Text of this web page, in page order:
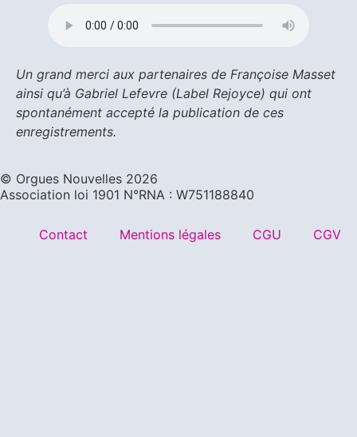
Un grand merci aux partenaires de Françoise Masset
ainsi qu’à Gabriel Lefevre (Label Rejoyce) qui ont
spontanément accepté la publication de ces
enregistrements.
©️ Orgues Nouvelles 2026
Association loi 1901 N°RNA : W751188840
Contact Mentions légales CGU CGV